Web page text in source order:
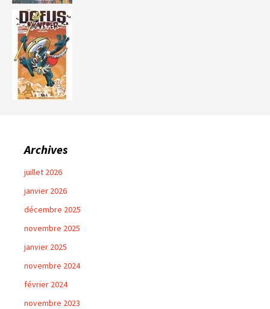
Archives
juillet 2026
janvier 2026
décembre 2025
novembre 2025
janvier 2025
novembre 2024
février 2024
novembre 2023